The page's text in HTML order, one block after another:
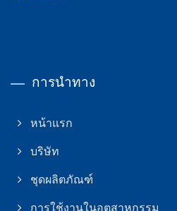
การนำทาง
หน้าแรก
บริษัท
ชุดผลิตภัณฑ์
การใช้งานในอุตสาหกรรม